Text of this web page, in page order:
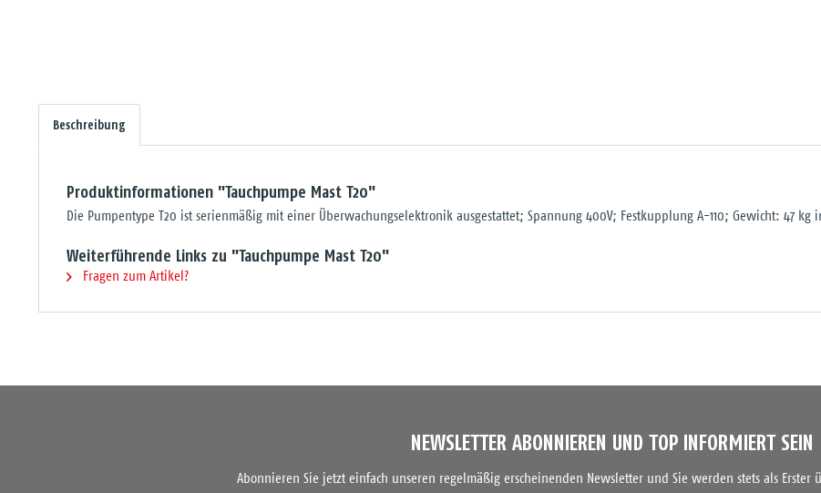
Beschreibung
Produktinformationen "Tauchpumpe Mast T20"
Die Pumpentype T20 ist serienmäßig mit einer Überwachungselektronik ausgestattet; Spannung 400V; Festkupplung A-110; Gewicht: 47 kg
Weiterführende Links zu "Tauchpumpe Mast T20"
Fragen zum Artikel?
NEWSLETTER ABONNIEREN UND TOP INFORMIERT SEIN
Abonnieren Sie jetzt einfach unseren regelmäßig erscheinenden Newsletter und Sie werden stets als Erster